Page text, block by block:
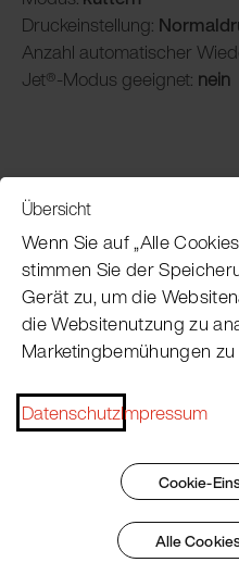
Druckeinstellung:
Anzahl automatischer
Jet®-Modus geeignet: nein
Pacojet Newsletter
Möchten Sie regelmäßig
Laufenden bleiben?
Jetzt abonnieren
Übersicht
Wenn Sie auf „Alle
stimmen Sie der
Gerät zu, um die
die Websitenutzung zu
Marketingbemühungen
DatenschutzImpressum
Cookie-
Alle